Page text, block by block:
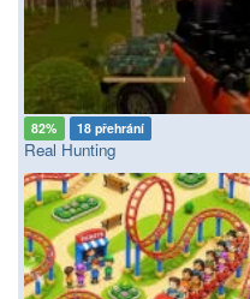
82% 18 přehrání
Real Hunting